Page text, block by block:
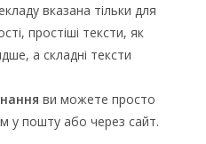
вказана тільки для
простіші тексти, як
а складні тексти
ви можете просто
у пошту або через сайт.